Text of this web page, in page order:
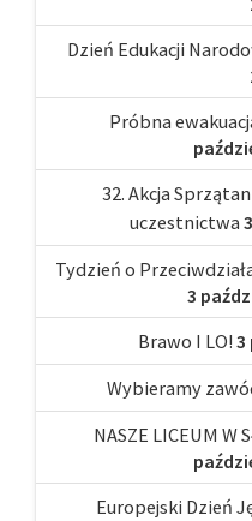
Dzień Edukacji
Próbna
32. Akcja
uczestnictwa
Tydzień o
3
Brawo I LO! 3
Wybieramy
NASZE LICEUM W
Europejski Dzień